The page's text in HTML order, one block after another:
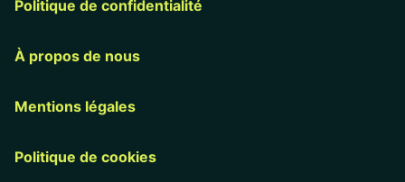
Politique de confidentialité
À propos de nous
Mentions légales
Politique de cookies